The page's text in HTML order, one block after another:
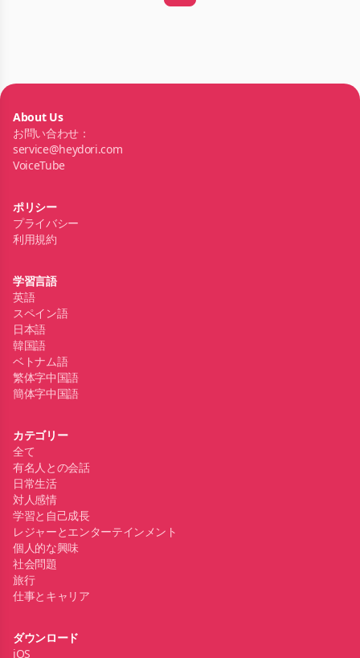
About Us
お問い合わせ：
service@heydori.com
VoiceTube
ポリシー
プライバシー
利用規約
学習言語
英語
スペイン語
日本語
韓国語
ベトナム語
繁体字中国語
簡体字中国語
カテゴリー
全て
有名人との会話
日常生活
対人感情
学習と自己成長
レジャーとエンターテインメント
個人的な興味
社会問題
旅行
仕事とキャリア
ダウンロード
iOS